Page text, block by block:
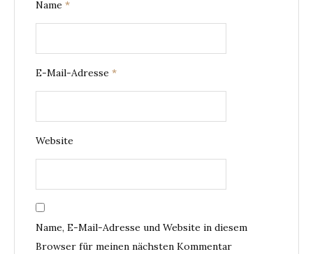
Name *
E-Mail-Adresse *
Website
Name, E-Mail-Adresse und Website in diesem
Browser für meinen nächsten Kommentar